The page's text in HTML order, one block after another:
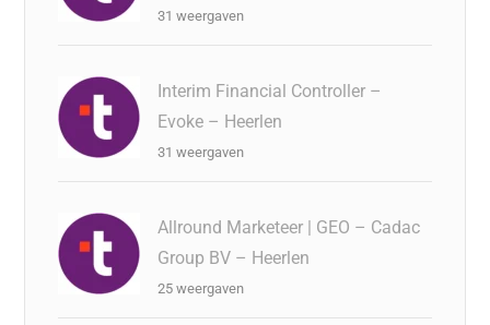
31 weergaven
Interim Financial Controller –
Evoke – Heerlen
31 weergaven
Allround Marketeer | GEO – Cadac
Group BV – Heerlen
25 weergaven